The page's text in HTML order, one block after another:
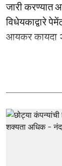
जारी करण्यात
विधेयकाद्वारे
आयकर कायदा